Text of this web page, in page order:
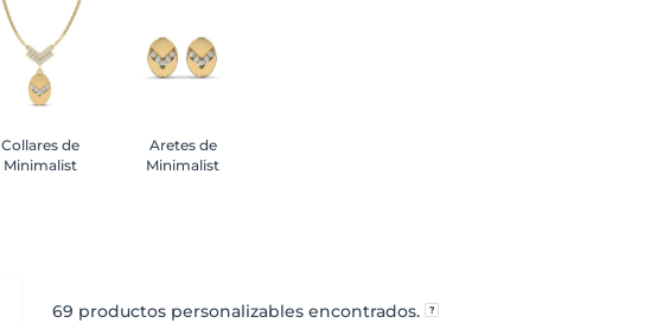
Collares de
Minimalist
Aretes de
Minimalist
69 productos personalizables encontrados.